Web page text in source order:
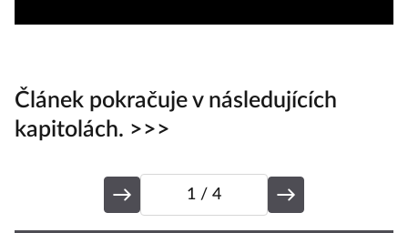
Článek pokračuje v následujících
kapitolách. >>>
1 / 4